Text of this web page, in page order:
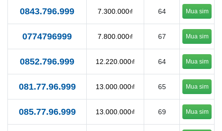
0843.796.999 7.300.000₫ 64 Mua sim
0774796999 7.800.000₫ 67 Mua sim
0852.796.999 12.220.000₫ 64 Mua sim
081.77.96.999 13.000.000₫ 65 Mua sim
085.77.96.999 13.000.000₫ 69 Mua sim